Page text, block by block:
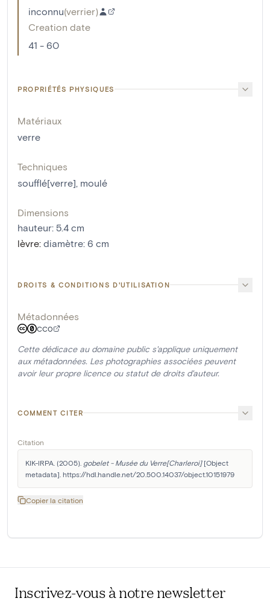
inconnu(verrier)
Creation date
41 - 60
PROPRIÉTÉS PHYSIQUES
Matériaux
verre
Techniques
soufflé[verre] moulé
Dimensions
hauteur: 5.4 cm
lèvre: diamètre: 6 cm
DROITS & CONDITIONS D'UTILISATION
Métadonnées
CC0
Cette dédicace au domaine public s'applique uniquement
aux métadonnées. Les photographies associées peuvent
avoir leur propre licence ou statut de droits d'auteur.
COMMENT CITER
Citation
KIK-IRPA. (2005). gobelet - Musée du Verre[Charleroi] [Object
metadata]. https://hdl.handle.net/20.500.14037/object.10151979
Copier la citation
Inscrivez-vous à notre newsletter